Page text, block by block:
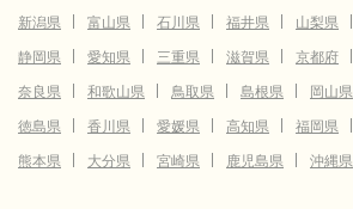
新潟県
富山県 石川県 福井県 山梨県
静岡県
愛知県 三重県 滋賀県 京都府
奈良県
和歌山県 鳥取県 島根県 岡山県
徳島県
香川県 愛媛県 高知県 福岡県
熊本県
大分県 宮崎県 鹿児島県 沖縄県